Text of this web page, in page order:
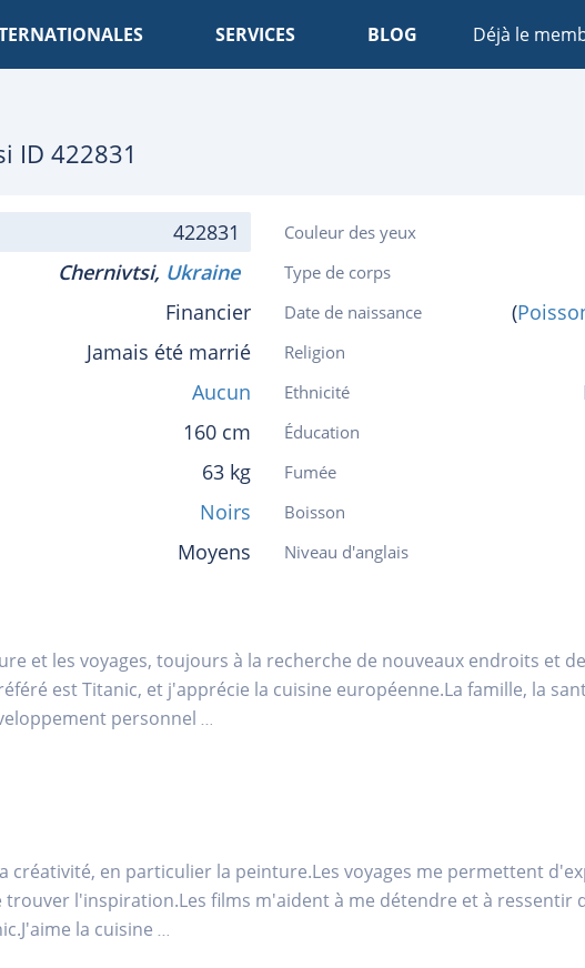
SERVICES BLOG Déjà le
ID 422831
422831
Chernivtsi, Ukraine
Financier
Jamais été marrié
Aucun
160 cm
63 kg
Noirs
Moyens
Couleur des yeux
Type de corps
Date de naissance (
Religion
Ethnicité
Éducation
Fumée
Boisson
Niveau d'anglais
et les voyages, toujours à la recherche de nouveaux endroits et
est Titanic, et j'apprécie la cuisine européenne.La famille, la
personnel ...
créativité, en particulier la peinture.Les voyages me permettent
trouver l'inspiration.Les films m'aident à me détendre et à ressentir
la cuisine ...